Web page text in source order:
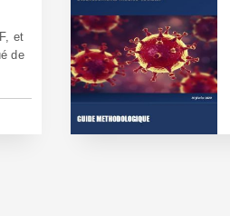
et
de